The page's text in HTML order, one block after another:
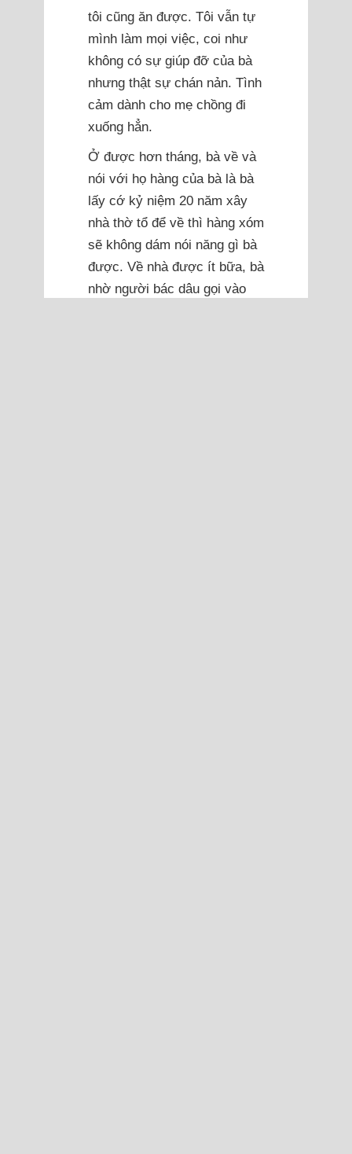
tôi cũng ăn được. Tôi vẫn tự
mình làm mọi việc, coi như
không có sự giúp đỡ của bà
nhưng thật sự chán nản. Tình
cảm dành cho mẹ chồng đi
xuống hẳn.
Ở được hơn tháng, bà về và
nói với họ hàng của bà là bà
lấy cớ kỷ niệm 20 năm xây
nhà thờ tổ để về thì hàng xóm
sẽ không dám nói năng gì bà
được. Về nhà được ít bữa, bà
nhờ người bác dâu gọi vào